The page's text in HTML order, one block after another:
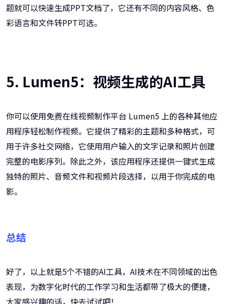
题就可以快速生成PPT文档了，它还有不同的内容风格、色
彩语言和文件转PPT可选。
5. Lumen5：视频生成的AI工具
你可以使用免费在线视频制作平台 Lumen5 上的各种其他应
用程序轻松制作视频。它提供了精彩的主题和多种格式，可
用于许多社交网络，它使用用户输入的文字记录和照片创建
完整的电影序列。除此之外，该应用程序还提供一键式生成
独特的照片、音频文件和视频片段选择，以用于你完成的电
影。
总结
好了，以上就是5个不错的AI工具，AI技术在不同领域的出色
表现，为数字化时代的工作学习和生活都带了极大的便捷，
大家感兴趣的话，快去试试吧！